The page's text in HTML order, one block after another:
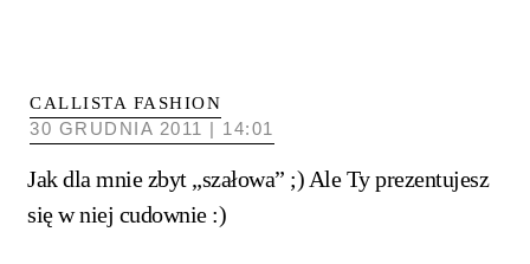
CALLISTA FASHION
30 GRUDNIA 2011 | 14:01
Jak dla mnie zbyt „szałowa” ;) Ale Ty prezentujesz
się w niej cudownie :)